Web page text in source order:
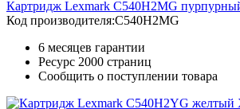
Картридж Lexmark C540H2MG
Код производителя:C540H2MG
6 месяцев гарантии
Ресурс 2000 страниц
Сообщить о поступлении товара